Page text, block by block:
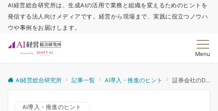
AI経営総合研究所は、生成AIの活用で業務と組織を変えるためのヒントを
発信する法人向けメディアです。経営から現場まで、実践に役立つノウハ
ウや事例をお届けします。
Menu
AI経営総合研究所 記事一覧 AI導入・推進のヒント 証券会社のDX推進ロードマップ｜人材育成から始める成功への設計ポイント
AI導入・推進のヒント